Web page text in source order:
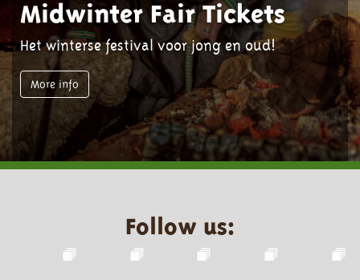
Midwinter Fair Tickets
Het winterse festival voor jong en oud!
More info
Follow us: